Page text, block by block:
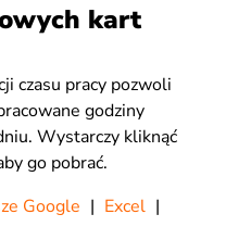
kart
czasu pracy pozwoli
godziny
Wystarczy kliknąć
go pobrać.
Google | Excel |